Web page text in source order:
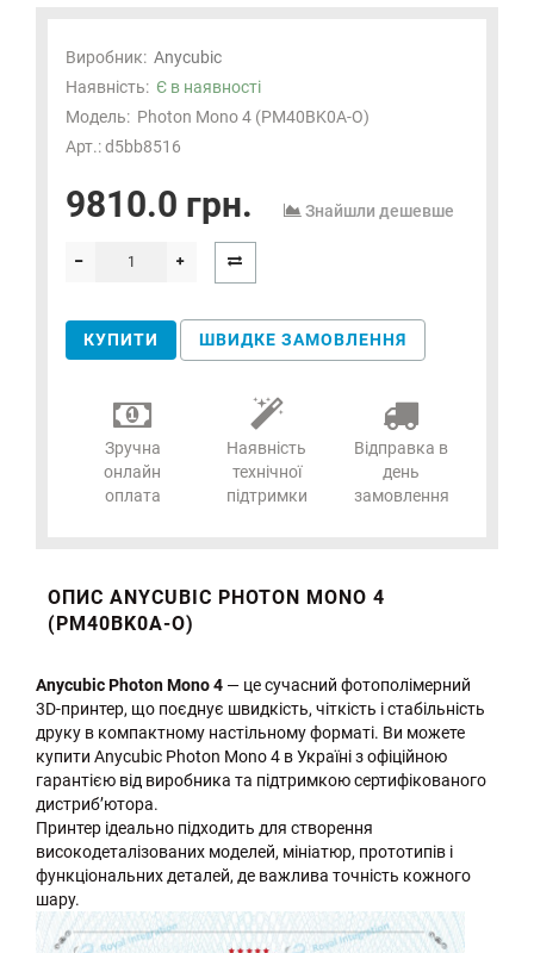
Виробник: Anycubic
Наявність: Є в наявності
Модель: Photon Mono 4 (PM40BK0A-O)
Арт.: d5bb8516
9810.0 грн. Знайшли дешевше
КУПИТИ ШВИДКЕ ЗАМОВЛЕННЯ
Зручна
онлайн
оплата
Наявність
технічної
підтримки
Відправка в
день
замовлення
ОПИС ANYCUBIC PHOTON MONO 4
(PM40BK0A-O)
Anycubic Photon Mono 4 — це сучасний фотополімерний
3D-принтер, що поєднує швидкість, чіткість і стабільність
друку в компактному настільному форматі. Ви можете
купити Anycubic Photon Mono 4 в Україні з офіційною
гарантією від виробника та підтримкою сертифікованого
дистриб’ютора.
Принтер ідеально підходить для створення
високодеталізованих моделей, мініатюр, прототипів і
функціональних деталей, де важлива точність кожного
шару.